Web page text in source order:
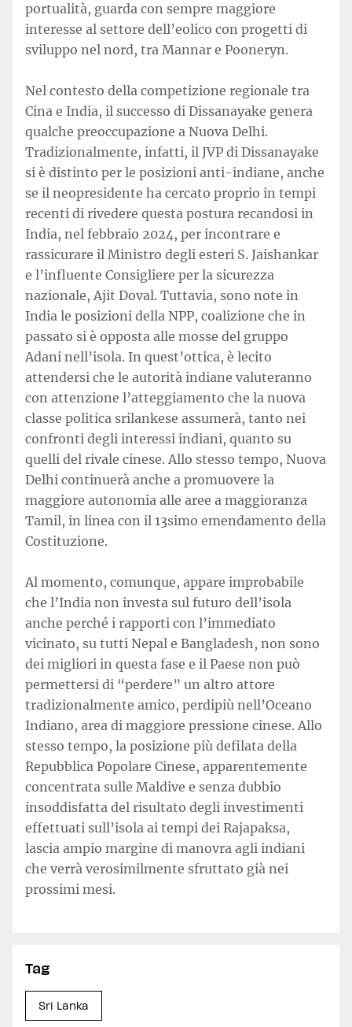
portualità, guarda con sempre maggiore
interesse al settore dell’eolico con progetti di
sviluppo nel nord, tra Mannar e Pooneryn.
Nel contesto della competizione regionale tra
Cina e India, il successo di Dissanayake genera
qualche preoccupazione a Nuova Delhi.
Tradizionalmente, infatti, il JVP di Dissanayake
si è distinto per le posizioni anti-indiane, anche
se il neopresidente ha cercato proprio in tempi
recenti di rivedere questa postura recandosi in
India, nel febbraio 2024, per incontrare e
rassicurare il Ministro degli esteri S. Jaishankar
e l’influente Consigliere per la sicurezza
nazionale, Ajit Doval. Tuttavia, sono note in
India le posizioni della NPP, coalizione che in
passato si è opposta alle mosse del gruppo
Adani nell’isola. In quest’ottica, è lecito
attendersi che le autorità indiane valuteranno
con attenzione l’atteggiamento che la nuova
classe politica srilankese assumerà, tanto nei
confronti degli interessi indiani, quanto su
quelli del rivale cinese. Allo stesso tempo, Nuova
Delhi continuerà anche a promuovere la
maggiore autonomia alle aree a maggioranza
Tamil, in linea con il 13simo emendamento della
Costituzione.
Al momento, comunque, appare improbabile
che l’India non investa sul futuro dell’isola
anche perché i rapporti con l’immediato
vicinato, su tutti Nepal e Bangladesh, non sono
dei migliori in questa fase e il Paese non può
permettersi di “perdere” un altro attore
tradizionalmente amico, perdipiù nell’Oceano
Indiano, area di maggiore pressione cinese. Allo
stesso tempo, la posizione più defilata della
Repubblica Popolare Cinese, apparentemente
concentrata sulle Maldive e senza dubbio
insoddisfatta del risultato degli investimenti
effettuati sull’isola ai tempi dei Rajapaksa,
lascia ampio margine di manovra agli indiani
che verrà verosimilmente sfruttato già nei
prossimi mesi.
Tag
Sri Lanka